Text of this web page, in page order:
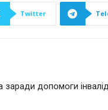
Twitter
заради допомоги